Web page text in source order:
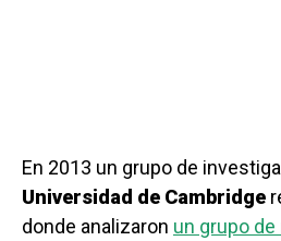
En 2013 un grupo de
Universidad de Cambridge
donde analizaron un grupo